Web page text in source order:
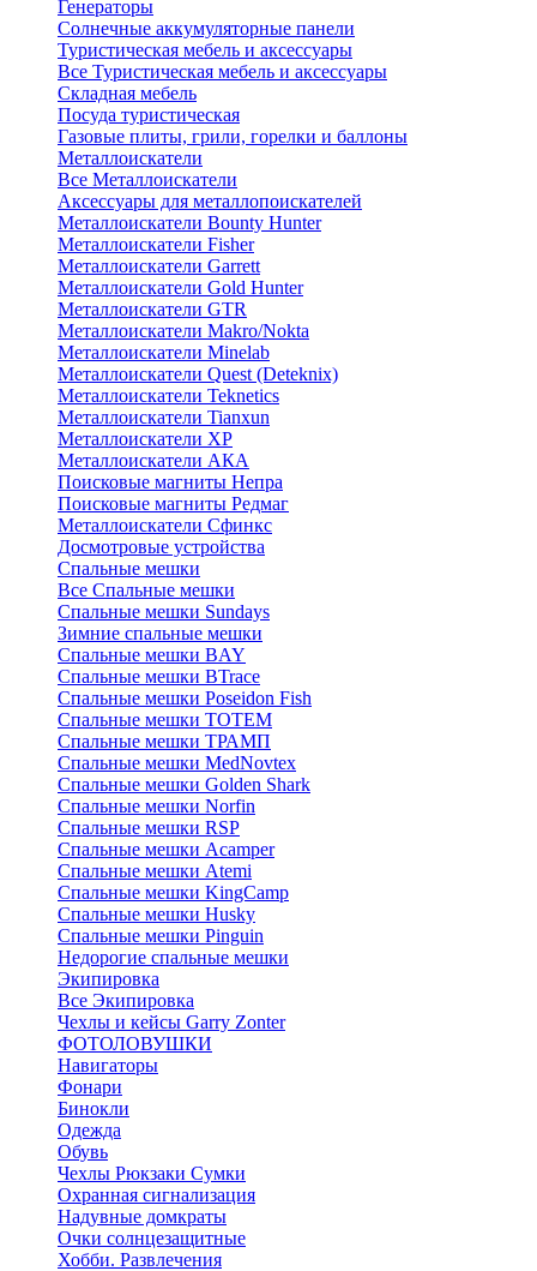
Генераторы
Солнечные аккумуляторные панели
Туристическая мебель и аксессуары
Все Туристическая мебель и аксессуары
Складная мебель
Посуда туристическая
Газовые плиты, грили, горелки и баллоны
Металлоискатели
Все Металлоискатели
Аксессуары для металлопоискателей
Металлоискатели Bounty Hunter
Металлоискатели Fisher
Металлоискатели Garrett
Металлоискатели Gold Hunter
Металлоискатели GTR
Металлоискатели Makro/Nokta
Металлоискатели Minelab
Металлоискатели Quest (Deteknix)
Металлоискатели Teknetics
Металлоискатели Tianxun
Металлоискатели XP
Металлоискатели АКА
Поисковые магниты Непра
Поисковые магниты Редмаг
Металлоискатели Сфинкс
Досмотровые устройства
Спальные мешки
Все Спальные мешки
Спальные мешки Sundays
Зимние спальные мешки
Спальные мешки BAY
Спальные мешки BTrace
Спальные мешки Poseidon Fish
Спальные мешки ТОТЕМ
Спальные мешки ТРАМП
Cпальные мешки MedNovtex
Спальные мешки Golden Shark
Спальные мешки Norfin
Спальные мешки RSP
Спальные мешки Acamper
Спальные мешки Atemi
Спальные мешки KingCamp
Спальные мешки Husky
Спальные мешки Pinguin
Недорогие спальные мешки
Экипировка
Все Экипировка
Чехлы и кейсы Garry Zonter
ФОТОЛОВУШКИ
Навигаторы
Фонари
Бинокли
Одежда
Обувь
Чехлы Рюкзаки Сумки
Охранная сигнализация
Надувные домкраты
Очки солнцезащитные
Хобби. Развлечения